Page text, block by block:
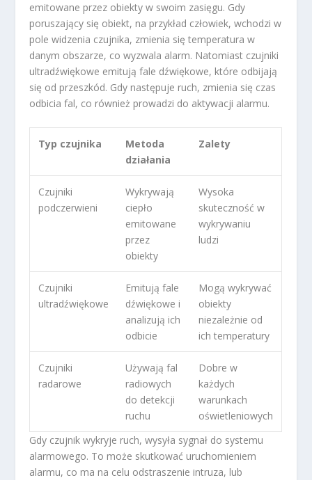
emitowane przez obiekty w swoim zasięgu. Gdy
poruszający się obiekt, na przykład człowiek, wchodzi w
pole widzenia czujnika, zmienia się temperatura w
danym obszarze, co wyzwala alarm. Natomiast czujniki
ultradźwiękowe emitują fale dźwiękowe, które odbijają
się od przeszkód. Gdy następuje ruch, zmienia się czas
odbicia fal, co również prowadzi do aktywacji alarmu.
Typ czujnika
Metoda
działania
Zalety
Czujniki
podczerwieni
Wykrywają
ciepło
emitowane
przez
obiekty
Wysoka
skuteczność w
wykrywaniu
ludzi
Czujniki
ultradźwiękowe
Emitują fale
dźwiękowe i
analizują ich
odbicie
Mogą wykrywać
obiekty
niezależnie od
ich temperatury
Czujniki
radarowe
Używają fal
radiowych
do detekcji
ruchu
Dobre w
każdych
warunkach
oświetleniowych
Gdy czujnik wykryje ruch, wysyła sygnał do systemu
alarmowego. To może skutkować uruchomieniem
alarmu, co ma na celu odstraszenie intruza, lub